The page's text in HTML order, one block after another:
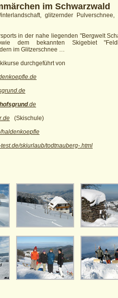
im Schwarzwald
glitzernder
in der nahe liegenden "Bergwelt
dem bekannten Skigebiet
im Glitzerschnee …
durchgeführt von
hofsgrund.de
(Skischule)
haldenkoepfle
skiurlaub/todtnauberg-.html